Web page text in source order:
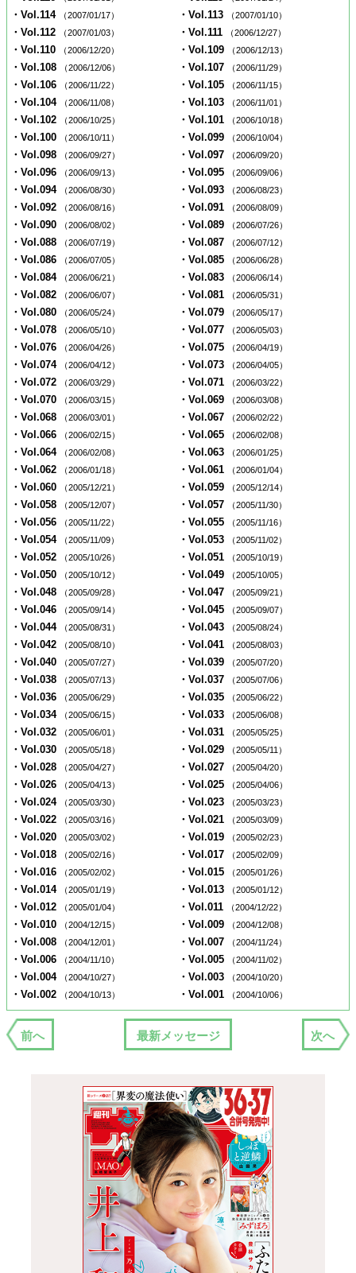
・Vol.114 （2007/01/17） ・Vol.113 （2007/01/10）
・Vol.112 （2007/01/03） ・Vol.111 （2006/12/27）
・Vol.110 （2006/12/20） ・Vol.109 （2006/12/13）
・Vol.108 （2006/12/06） ・Vol.107 （2006/11/29）
・Vol.106 （2006/11/22） ・Vol.105 （2006/11/15）
・Vol.104 （2006/11/08） ・Vol.103 （2006/11/01）
・Vol.102 （2006/10/25） ・Vol.101 （2006/10/18）
・Vol.100 （2006/10/11） ・Vol.099 （2006/10/04）
・Vol.098 （2006/09/27） ・Vol.097 （2006/09/20）
・Vol.096 （2006/09/13） ・Vol.095 （2006/09/06）
・Vol.094 （2006/08/30） ・Vol.093 （2006/08/23）
・Vol.092 （2006/08/16） ・Vol.091 （2006/08/09）
・Vol.090 （2006/08/02） ・Vol.089 （2006/07/26）
・Vol.088 （2006/07/19） ・Vol.087 （2006/07/12）
・Vol.086 （2006/07/05） ・Vol.085 （2006/06/28）
・Vol.084 （2006/06/21） ・Vol.083 （2006/06/14）
・Vol.082 （2006/06/07） ・Vol.081 （2006/05/31）
・Vol.080 （2006/05/24） ・Vol.079 （2006/05/17）
・Vol.078 （2006/05/10） ・Vol.077 （2006/05/03）
・Vol.076 （2006/04/26） ・Vol.075 （2006/04/19）
・Vol.074 （2006/04/12） ・Vol.073 （2006/04/05）
・Vol.072 （2006/03/29） ・Vol.071 （2006/03/22）
・Vol.070 （2006/03/15） ・Vol.069 （2006/03/08）
・Vol.068 （2006/03/01） ・Vol.067 （2006/02/22）
・Vol.066 （2006/02/15） ・Vol.065 （2006/02/08）
・Vol.064 （2006/02/08） ・Vol.063 （2006/01/25）
・Vol.062 （2006/01/18） ・Vol.061 （2006/01/04）
・Vol.060 （2005/12/21） ・Vol.059 （2005/12/14）
・Vol.058 （2005/12/07） ・Vol.057 （2005/11/30）
・Vol.056 （2005/11/22） ・Vol.055 （2005/11/16）
・Vol.054 （2005/11/09） ・Vol.053 （2005/11/02）
・Vol.052 （2005/10/26） ・Vol.051 （2005/10/19）
・Vol.050 （2005/10/12） ・Vol.049 （2005/10/05）
・Vol.048 （2005/09/28） ・Vol.047 （2005/09/21）
・Vol.046 （2005/09/14） ・Vol.045 （2005/09/07）
・Vol.044 （2005/08/31） ・Vol.043 （2005/08/24）
・Vol.042 （2005/08/10） ・Vol.041 （2005/08/03）
・Vol.040 （2005/07/27） ・Vol.039 （2005/07/20）
・Vol.038 （2005/07/13） ・Vol.037 （2005/07/06）
・Vol.036 （2005/06/29） ・Vol.035 （2005/06/22）
・Vol.034 （2005/06/15） ・Vol.033 （2005/06/08）
・Vol.032 （2005/06/01） ・Vol.031 （2005/05/25）
・Vol.030 （2005/05/18） ・Vol.029 （2005/05/11）
・Vol.028 （2005/04/27） ・Vol.027 （2005/04/20）
・Vol.026 （2005/04/13） ・Vol.025 （2005/04/06）
・Vol.024 （2005/03/30） ・Vol.023 （2005/03/23）
・Vol.022 （2005/03/16） ・Vol.021 （2005/03/09）
・Vol.020 （2005/03/02） ・Vol.019 （2005/02/23）
・Vol.018 （2005/02/16） ・Vol.017 （2005/02/09）
・Vol.016 （2005/02/02） ・Vol.015 （2005/01/26）
・Vol.014 （2005/01/19） ・Vol.013 （2005/01/12）
・Vol.012 （2005/01/04） ・Vol.011 （2004/12/22）
・Vol.010 （2004/12/15） ・Vol.009 （2004/12/08）
・Vol.008 （2004/12/01） ・Vol.007 （2004/11/24）
・Vol.006 （2004/11/10） ・Vol.005 （2004/11/02）
・Vol.004 （2004/10/27） ・Vol.003 （2004/10/20）
・Vol.002 （2004/10/13） ・Vol.001 （2004/10/06）
前へ 最新メッセージ 次へ